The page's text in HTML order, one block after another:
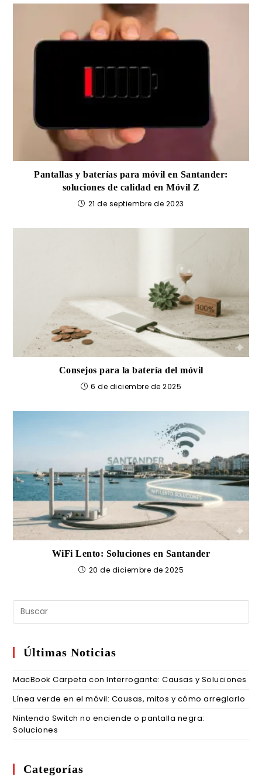
Pantallas y baterías para móvil en Santander:
soluciones de calidad en Móvil Z
21 de septiembre de 2023
Consejos para la batería del móvil
6 de diciembre de 2025
WiFi Lento: Soluciones en Santander
20 de diciembre de 2025
Últimas Noticias
MacBook Carpeta con Interrogante: Causas y Soluciones
Línea verde en el móvil: Causas, mitos y cómo arreglarlo
Nintendo Switch no enciende o pantalla negra:
Soluciones
Categorías